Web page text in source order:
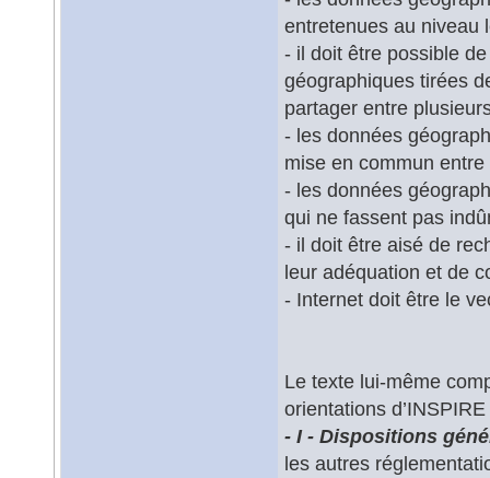
entretenues au niveau
- il doit être possible
géographiques tirées
partager entre
- les données
mise en commun
- les données
qui ne fassent pas
- il doit être aisé de
leur adéquation et de
- Internet doit être le
Le texte lui-même
orientations d’INSPIRE
- I - Dispositions
les autres